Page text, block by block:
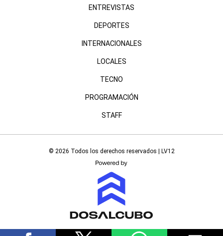
ENTREVISTAS
DEPORTES
INTERNACIONALES
LOCALES
TECNO
PROGRAMACIÓN
STAFF
© 2026 Todos los derechos reservados | LV12